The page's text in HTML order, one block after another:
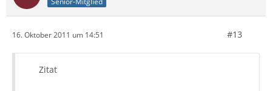
16. Oktober 2011 um 14:51 #13
Zitat